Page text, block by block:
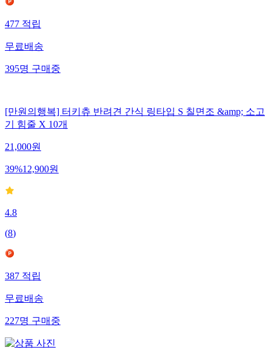
477적립
무료배송
395명구매중
[만원의행복] 터키츄 반려견 간식 링타입 S 칠면조 &amp; 소고
기 힘줄 X 10개
21,000원
39%12,900원
4.8
(8)
387적립
무료배송
227명구매중